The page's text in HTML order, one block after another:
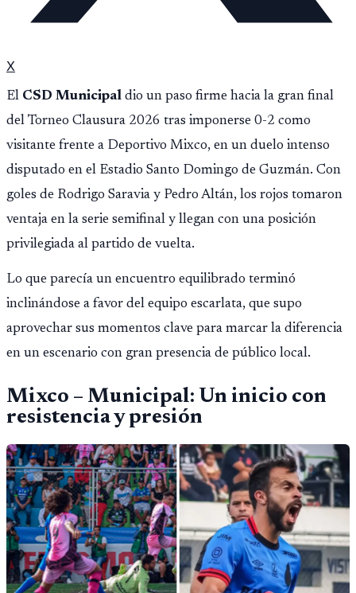
X
El CSD Municipal dio un paso firme hacia la gran final
del Torneo Clausura 2026 tras imponerse 0-2 como
visitante frente a Deportivo Mixco, en un duelo intenso
disputado en el Estadio Santo Domingo de Guzmán. Con
goles de Rodrigo Saravia y Pedro Altán, los rojos tomaron
ventaja en la serie semifinal y llegan con una posición
privilegiada al partido de vuelta.
Lo que parecía un encuentro equilibrado terminó
inclinándose a favor del equipo escarlata, que supo
aprovechar sus momentos clave para marcar la diferencia
en un escenario con gran presencia de público local.
Mixco – Municipal: Un inicio con
resistencia y presión